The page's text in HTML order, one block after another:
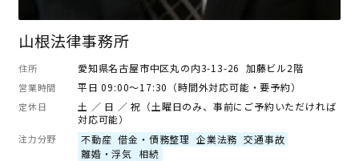
山根法律事務所
住所 愛知県名古屋市中区丸の内3-13-26 加藤ビル2階
営業時間 平日 09:00～17:30（時間外対応可能・要予約）
定休日
土 ／ 日 ／ 祝（土曜日のみ、事前にご予約いただければ
対応可能）
注力分野 不動産 借金・債務整理 企業法務 交通事故
離婚・浮気
相続